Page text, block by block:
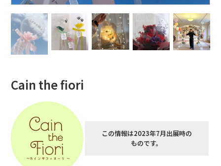
Cain the fiori
この情報は2023年7月出展時の
ものです。